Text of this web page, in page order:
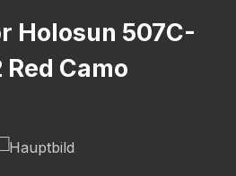
Holosun 507C-
Camo